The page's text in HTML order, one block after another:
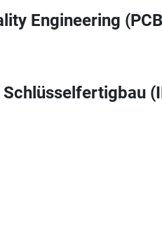
Engineering